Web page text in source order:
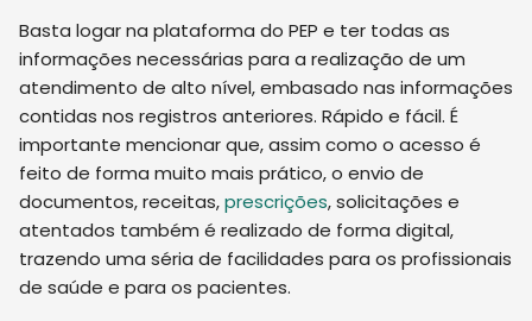
Basta logar na plataforma do PEP e ter todas as
informações necessárias para a realização de um
atendimento de alto nível, embasado nas informações
contidas nos registros anteriores. Rápido e fácil. É
importante mencionar que, assim como o acesso é
feito de forma muito mais prático, o envio de
documentos, receitas,prescrições, solicitações e
atentados também é realizado de forma digital,
trazendo uma séria de facilidades para os profissionais
de saúde e para os pacientes.